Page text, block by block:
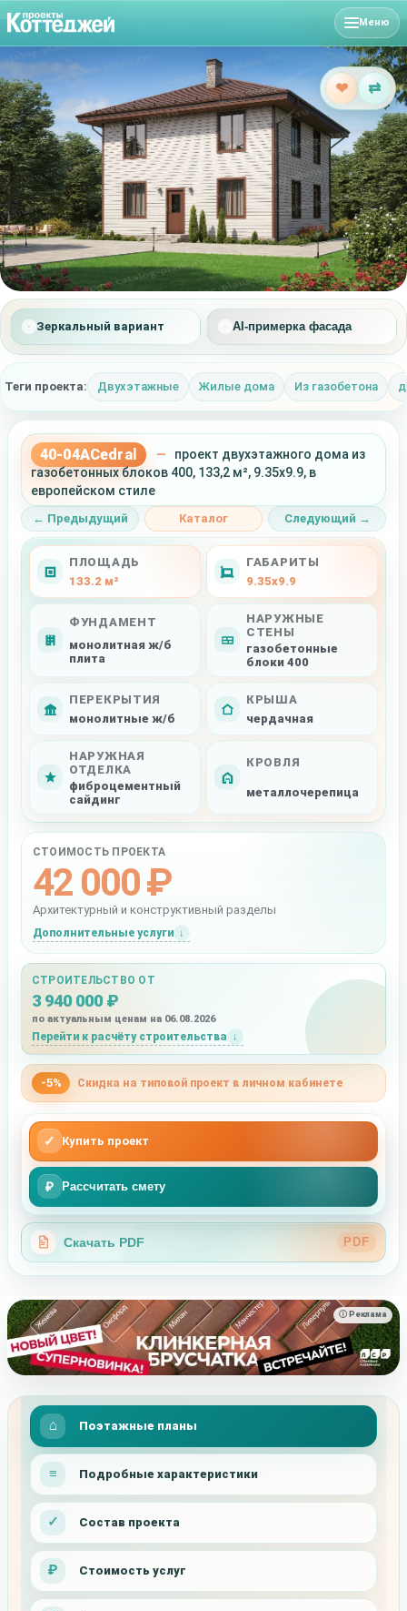
Меню
Зеркальный вариант AI-примерка фасада
Теги проекта: Двухэтажные Жилые дома Из газобетона
❤ ⇄
40-04ACedral —
проект двухэтажного дома из
газобетонных блоков 400, 133,2 м², 9.35x9.9, в
европейском стиле
← Предыдущий Каталог Следующий →
ПЛОЩАДЬ
133.2 м²
ГАБАРИТЫ
9.35x9.9
ФУНДАМЕНТ
монолитная ж/б
плита
НАРУЖНЫЕ
СТЕНЫ
газобетонные
блоки 400
ПЕРЕКРЫТИЯ
монолитные ж/б
КРЫША
чердачная
НАРУЖНАЯ
ОТДЕЛКА
фиброцементный
сайдинг
КРОВЛЯ
металлочерепица
СТОИМОСТЬ ПРОЕКТА
42 000 ₽
Архитектурный и конструктивный разделы
Дополнительные услуги
СТРОИТЕЛЬСТВО ОТ
3 940 000 ₽
по актуальным ценам на 06.08.2026
Перейти к расчёту строительства
-5% Скидка на типовой проект в личном кабинете
✓ Купить проект
₽ Рассчитать смету
Скачать PDF PDF
ⓘ Реклама
Поэтажные планы
Подробные характеристики
Состав проекта
Стоимость услуг